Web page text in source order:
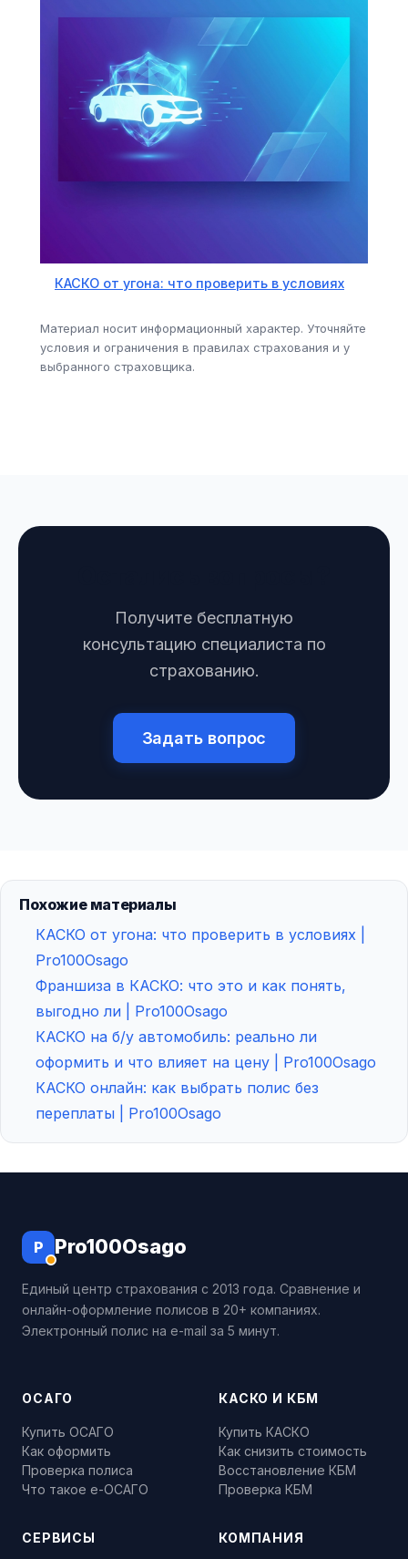
КАСКО от угона: что проверить в условиях
Материал носит информационный характер. Уточняйте
условия и ограничения в правилах страхования и у
выбранного страховщика.
Получите бесплатную
консультацию специалиста по
страхованию.
Задать вопрос
Похожие материалы
КАСКО от угона: что проверить в условиях |
Pro100Osago
Франшиза в КАСКО: что это и как понять,
выгодно ли | Pro100Osago
КАСКО на б/у автомобиль: реально ли
оформить и что влияет на цену | Pro100Osago
КАСКО онлайн: как выбрать полис без
переплаты | Pro100Osago
P Pro100Osago
Единый центр страхования с 2013 года. Сравнение и
онлайн-оформление полисов в 20+ компаниях.
Электронный полис на e-mail за 5 минут.
ОСАГО
Купить ОСАГО
Как оформить
Проверка полиса
Что такое е-ОСАГО
КАСКО И КБМ
Купить КАСКО
Как снизить стоимость
Восстановление КБМ
Проверка КБМ
СЕРВИСЫ КОМПАНИЯ